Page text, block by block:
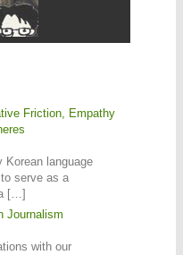
Friction, Empathy
Korean language
serve as a
[…]
Journalism
with our